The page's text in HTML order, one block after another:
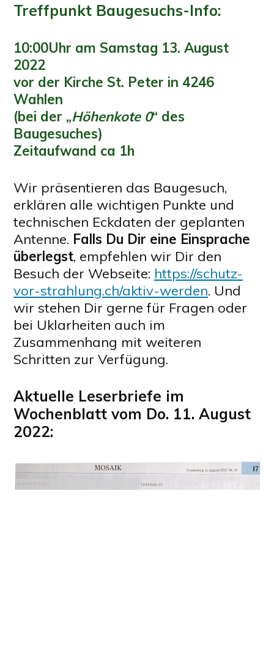
Treffpunkt Baugesuchs-Info:
10:00Uhr am Samstag 13. August
2022
vor der Kirche St. Peter in 4246
Wahlen
(bei der „Höhenkote 0“ des
Baugesuches)
Zeitaufwand ca 1h
Wir präsentieren das Baugesuch,
erklären alle wichtigen Punkte und
technischen Eckdaten der geplanten
Antenne. Falls Du Dir eine Einsprache
überlegst, empfehlen wir Dir den
Besuch der Webseite: https://schutz-
vor-strahlung.ch/aktiv-werden. Und
wir stehen Dir gerne für Fragen oder
bei Uklarheiten auch im
Zusammenhang mit weiteren
Schritten zur Verfügung.
Aktuelle Leserbriefe im
Wochenblatt vom Do. 11. August
2022: